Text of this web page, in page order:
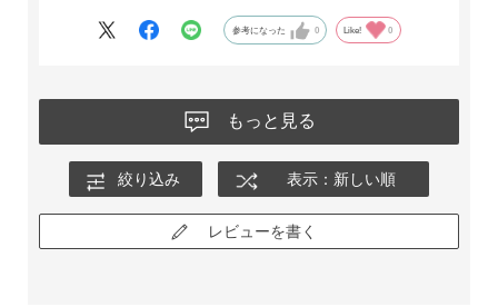
参考になった 0 Like! 0
もっと見る
絞り込み 表示：新しい順
レビューを書く